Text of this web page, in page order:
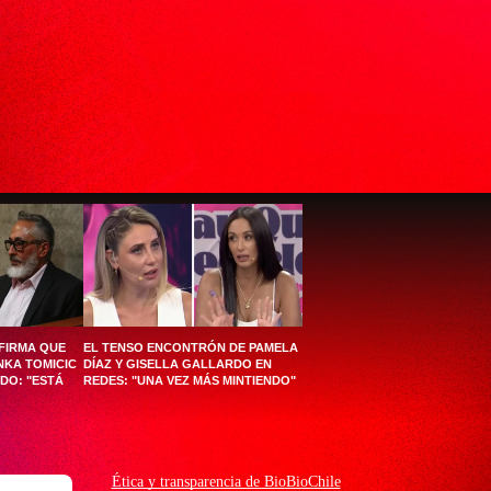
QUE
TOMICIC
"ESTÁ
EL TENSO ENCONTRÓN DE PAMELA
DÍAZ Y GISELLA GALLARDO EN
REDES: "UNA VEZ MÁS MINTIENDO"
Ética y transparencia de BioBioChile